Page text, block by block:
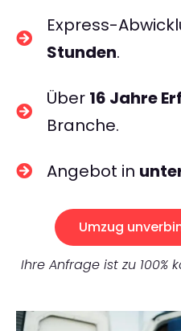
Express-
Stunden.
Über 16 Jahre
Branche.
Angebot in
Umzug
Ihre Anfrage ist zu 100%